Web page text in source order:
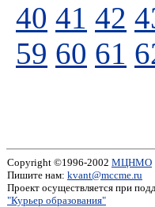
40 41 42
59 60 61
Copyright ©1996-2002 МЦНМО
Пишите нам: kvant@mccme.ru
Проект осуществляется при
"Курьер образования"